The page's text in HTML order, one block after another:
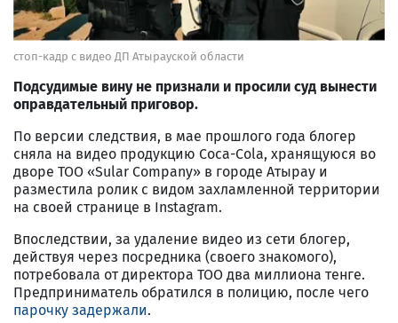
стоп-кадр с видео ДП Атырауской области
Подсудимые вину не признали и просили суд вынести
оправдательный приговор.
По версии следствия, в мае прошлого года блогер
сняла на видео продукцию Coca-Cola, хранящуюся во
дворе ТОО «Sular Company» в городе Атырау и
разместила ролик с видом захламленной территории
на своей странице в Instagram.
Впоследствии, за удаление видео из сети блогер,
действуя через посредника (своего знакомого),
потребовала от директора ТОО два миллиона тенге.
Предприниматель обратился в полицию, после чего
парочку задержали.